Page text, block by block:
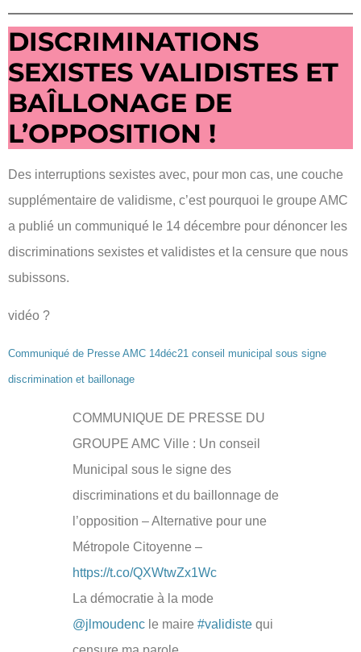
DISCRIMINATIONS
SEXISTES VALIDISTES ET
BAÎLLONAGE DE
L’OPPOSITION !
Des interruptions sexistes avec, pour mon cas, une couche
supplémentaire de validisme, c’est pourquoi le groupe AMC
a publié un communiqué le 14 décembre pour dénoncer les
discriminations sexistes et validistes et la censure que nous
subissons.
vidéo ?
Communiqué de Presse AMC 14déc21 conseil municipal sous signe
discrimination et baillonage
COMMUNIQUE DE PRESSE DU
GROUPE AMC Ville : Un conseil
Municipal sous le signe des
discriminations et du baillonnage de
l’opposition – Alternative pour une
Métropole Citoyenne –
https://t.co/QXWtwZx1Wc
La démocratie à la mode
@jlmoudenc le maire #validiste qui